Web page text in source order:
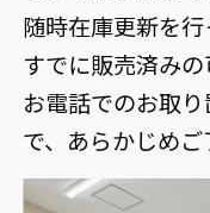
随時在庫更新を
すでに販売済みの
お電話でのお取
で、あらかじめご